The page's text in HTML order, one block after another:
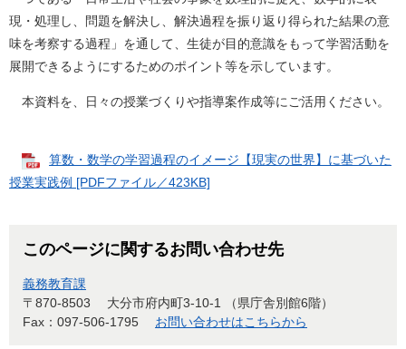
現・処理し、問題を解決し、解決過程を振り返り得られた結果の意
味を考察する過程」を通して、生徒が目的意識をもって学習活動を
展開できるようにするためのポイント等を示しています。
本資料を、日々の授業づくりや指導案作成等にご活用ください。
算数・数学の学習過程のイメージ【現実の世界】に基づいた
授業実践例 [PDFファイル／423KB]
このページに関するお問い合わせ先
義務教育課
〒870-8503
大分市府内町3-10-1 （県庁舎別館6階）
Fax：097-506-1795
お問い合わせはこちらから